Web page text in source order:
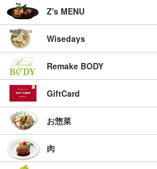
Z's MENU
Wisedays
Remake BODY
GiftCard
お惣菜
肉